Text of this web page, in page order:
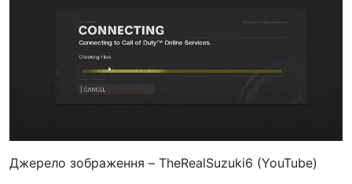
Джерело зображення – TheRealSuzuki6 (YouTube)